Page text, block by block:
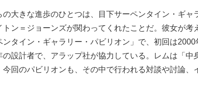
大きな進歩のひとつは、目下サーペンタイン・ギャ
ン＝ジョーンズが関わってくれたことだ。彼女が考
タイン・ギャラリー・パビリオン」で、初回は2000
設計者で、アラップ社が協力している。レムは「中
回のパビリオンも、その中で行われる対談や討論、